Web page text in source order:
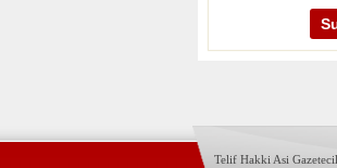
Telif Hakki Asi